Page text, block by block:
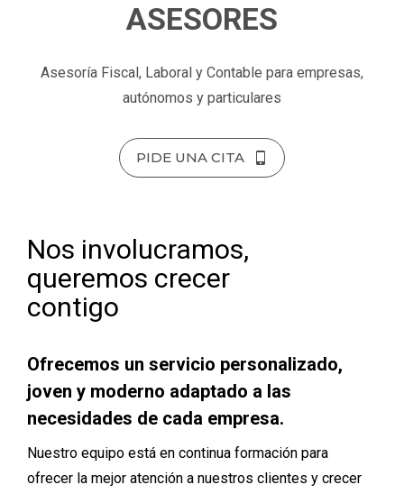
ASESORES
Asesoría Fiscal, Laboral y Contable para empresas,
autónomos y particulares
PIDE UNA CITA
Nos involucramos,
queremos crecer
contigo
Ofrecemos un servicio personalizado,
joven y moderno adaptado a las
necesidades de cada empresa.
Nuestro equipo está en continua formación para
ofrecer la mejor atención a nuestros clientes y crecer